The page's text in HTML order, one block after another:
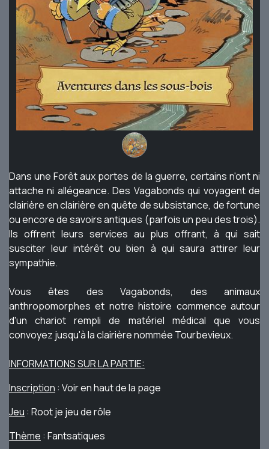
Dans une Forêt aux portes de la guerre, certains n'ont ni
attache ni allégeance. Des Vagabonds qui voyagent de
clairière en clairière en quête de subsistance, de fortune
ou encore de savoirs antiques (parfois un peu des trois).
Ils offrent leurs services au plus offrant, à qui sait
susciter leur intérêt ou bien à qui saura attirer leur
sympathie.
Vous êtes des Vagabonds, des animaux
anthropomorphes et notre histoire commence autour
d'un chariot rempli de matériel médical que vous
convoyez jusqu'à la clairière nommée Tourbevieux.
INFORMATIONS SUR LA PARTIE:
Inscription : Voir en haut de la page
Jeu : Root je jeu de rôle
Thème : Fantsatiques